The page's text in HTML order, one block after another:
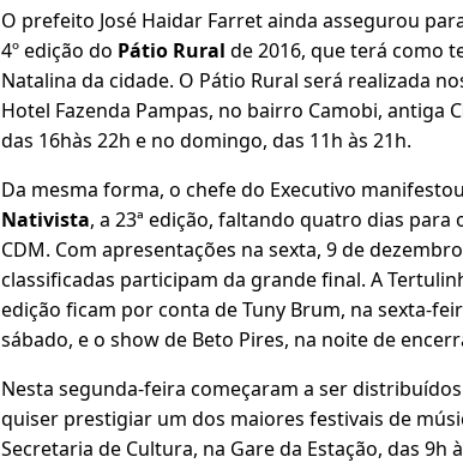
O prefeito José Haidar Farret ainda assegurou
4º edição do Pátio Rural de 2016, que terá como
Natalina da cidade. O Pátio Rural será realizada
Hotel Fazenda Pampas, no bairro Camobi, antiga
das 16hàs 22h e no domingo, das 11h às 21h.
Da mesma forma, o chefe do Executivo
Nativista, a 23ª edição, faltando quatro dias
CDM. Com apresentações na sexta, 9 de
classificadas participam da grande final. A
edição ficam por conta de Tuny Brum, na sexta-
sábado, e o show de Beto Pires, na noite de
Nesta segunda-feira começaram a ser
quiser prestigiar um dos maiores festivais de
Secretaria de Cultura, na Gare da Estação, das 9h